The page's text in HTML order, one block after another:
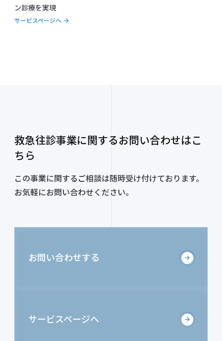
ン診療を実現
サービスページへ
救急往診事業に関するお問い合わせはこ
ちら
この事業に関するご相談は随時受け付けております。
お気軽にお問い合わせください。
お問い合わせする
サービスページへ